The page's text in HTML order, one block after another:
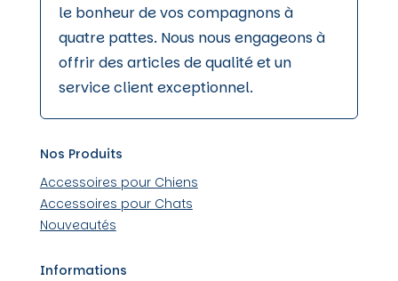
le bonheur de vos compagnons à
quatre pattes. Nous nous engageons à
offrir des articles de qualité et un
service client exceptionnel.
Nos Produits
Accessoires pour Chiens
Accessoires pour Chats
Nouveautés
Informations